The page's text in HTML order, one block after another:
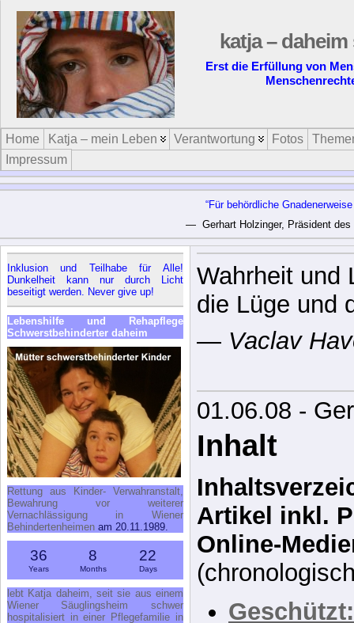
katja –
Erst die Erfüllung von
Home Katja – mein Leben Verantwortung Fotos
Impressum
“Für behördliche
— Gerhart Holzinger, Präsident des
Inklusion und Teilhabe für Alle!
Dunkelheit kann nur durch Licht
beseitigt werden. Never give up!
Lebenshilfe und Rehapflege
Schwerstbehinderter daheim
Rettung aus Kinder- Verwahranstalt,
Bewahrung vor weiterer
Vernachlässigung in Wiener
Behindertenheimen am 20.11.1989.
36
Years
8
Months
22
Days
lebt Katja daheim, seit sie aus einem
Wiener Säuglingsheim schwer
hospitalisiert in einer Pflegefamilie in
Unsichtbar
er genügend
01.06.08 -
Inhalt
Artikel inkl.
Online-